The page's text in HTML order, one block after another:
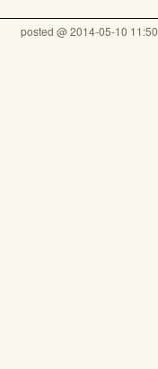
posted @2014-05-10 11:50